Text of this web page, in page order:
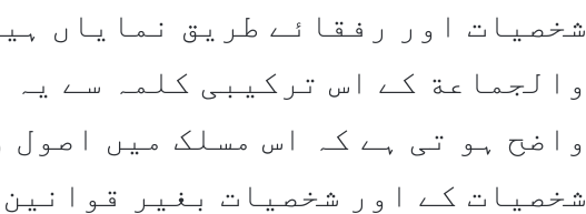
شخصیات اور رفقائے طریق نمایاں
والجماعة کے اس ترکیبی کلمہ سے یہ
واضح ہو تی ہے کہ اس مسلک میں اصول
شخصیات کے اور شخصیات بغیر